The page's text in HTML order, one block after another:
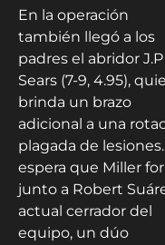
En la operación
también llegó a los
padres el abridor J.P
Sears (7-9, 4.95),
brinda un brazo
adicional a una
plagada de lesiones.
espera que Miller
junto a Robert
actual cerrador del
equipo, un dúo